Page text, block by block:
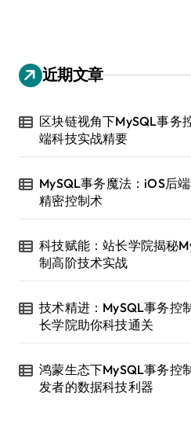
近期文章
区块链视角下MySQL事务
端科技实战精要
MySQL事务魔法：iOS后
精密控制术
科技赋能：站长学院揭秘
制高阶技术实战
技术精进：MySQL事务控
长学院助你科技通关
鸿蒙生态下MySQL事务控
发者的数据科技利器